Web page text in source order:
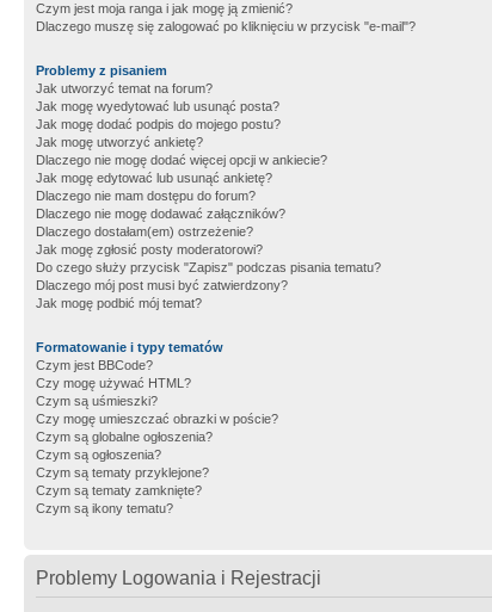
Czym jest moja ranga i jak mogę ją zmienić?
Dlaczego muszę się zalogować po kliknięciu w przycisk "e-mail"?
Problemy z pisaniem
Jak utworzyć temat na forum?
Jak mogę wyedytować lub usunąć posta?
Jak mogę dodać podpis do mojego postu?
Jak mogę utworzyć ankietę?
Dlaczego nie mogę dodać więcej opcji w ankiecie?
Jak mogę edytować lub usunąć ankietę?
Dlaczego nie mam dostępu do forum?
Dlaczego nie mogę dodawać załączników?
Dlaczego dostałam(em) ostrzeżenie?
Jak mogę zgłosić posty moderatorowi?
Do czego służy przycisk "Zapisz" podczas pisania tematu?
Dlaczego mój post musi być zatwierdzony?
Jak mogę podbić mój temat?
Formatowanie i typy tematów
Czym jest BBCode?
Czy mogę używać HTML?
Czym są uśmieszki?
Czy mogę umieszczać obrazki w poście?
Czym są globalne ogłoszenia?
Czym są ogłoszenia?
Czym są tematy przyklejone?
Czym są tematy zamknięte?
Czym są ikony tematu?
Problemy Logowania i Rejestracji